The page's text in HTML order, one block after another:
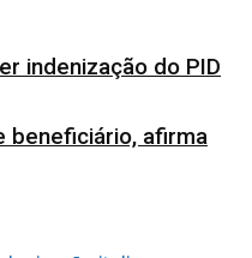
indenização do PID
beneficiário, afirma